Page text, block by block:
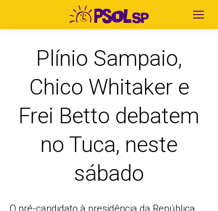
Plínio Sampaio,
Chico Whitaker e
Frei Betto debatem
no Tuca, neste
sábado
O pré-candidato à presidência da República